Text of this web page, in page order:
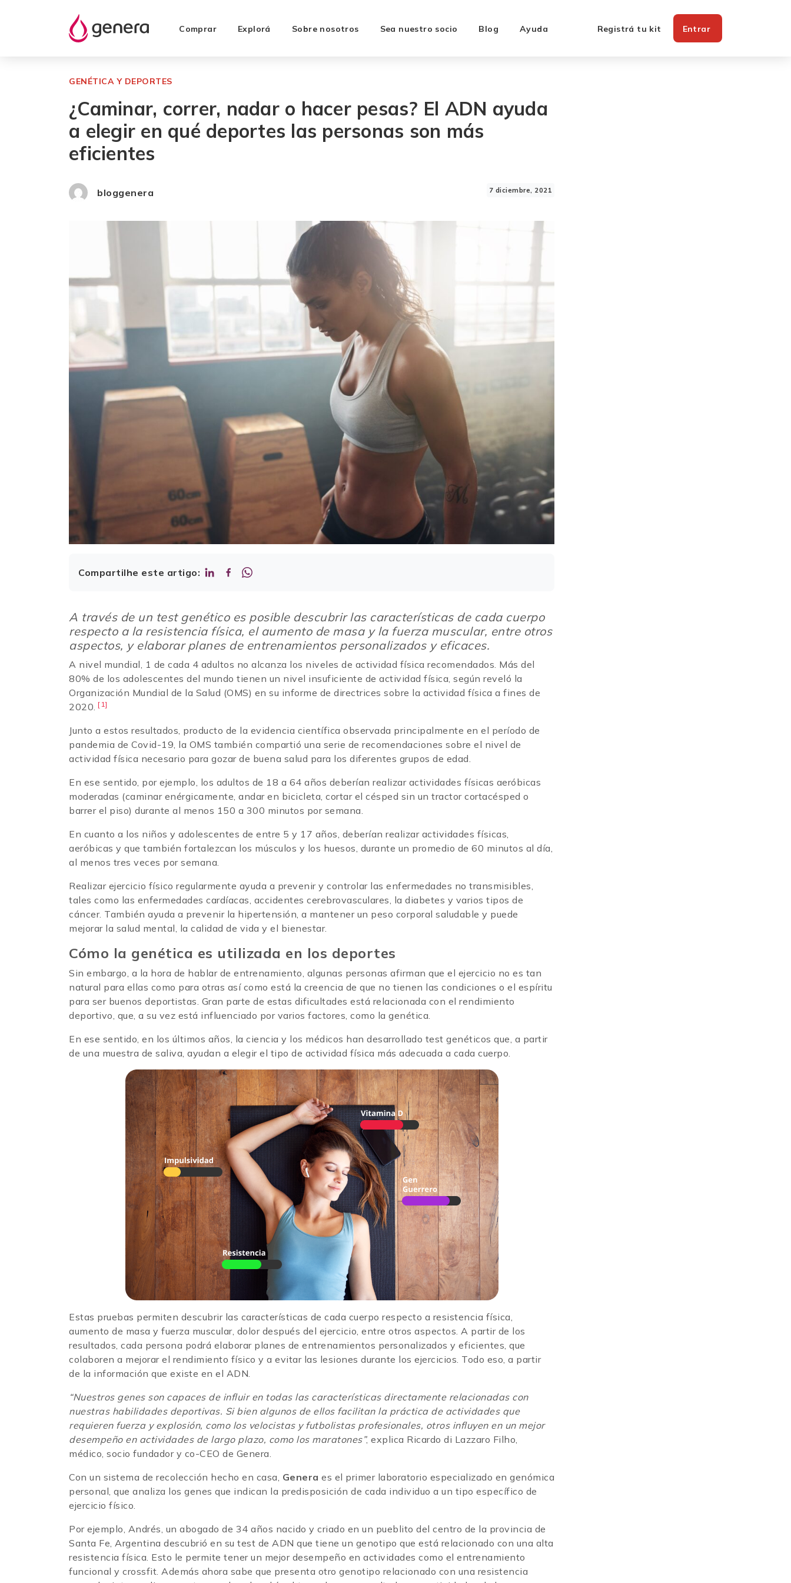
Comprar Explorá Sobre nosotros Sea nuestro socio Blog Ayuda Registrá tu kit Entrar
GENÉTICA Y DEPORTES
¿Caminar, correr, nadar o hacer pesas? El ADN ayuda
a elegir en qué deportes las personas son más
eficientes
bloggenera 7 diciembre, 2021
Compartilhe este artigo:
A través de un test genético es posible descubrir las características de cada cuerpo
respecto a la resistencia física, el aumento de masa y la fuerza muscular, entre otros
aspectos, y elaborar planes de entrenamientos personalizados y eficaces.
A nivel mundial, 1 de cada 4 adultos no alcanza los niveles de actividad física recomendados. Más del
80% de los adolescentes del mundo tienen un nivel insuficiente de actividad física, según reveló la
Organización Mundial de la Salud (OMS) en su informe de directrices sobre la actividad física a fines de
2020. [1]
Junto a estos resultados, producto de la evidencia científica observada principalmente en el período de
pandemia de Covid-19, la OMS también compartió una serie de recomendaciones sobre el nivel de
actividad física necesario para gozar de buena salud para los diferentes grupos de edad.
En ese sentido, por ejemplo, los adultos de 18 a 64 años deberían realizar actividades físicas aeróbicas
moderadas (caminar enérgicamente, andar en bicicleta, cortar el césped sin un tractor cortacésped o
barrer el piso) durante al menos 150 a 300 minutos por semana.
En cuanto a los niños y adolescentes de entre 5 y 17 años, deberían realizar actividades físicas,
aeróbicas y que también fortalezcan los músculos y los huesos, durante un promedio de 60 minutos al día,
al menos tres veces por semana.
Realizar ejercicio físico regularmente ayuda a prevenir y controlar las enfermedades no transmisibles,
tales como las enfermedades cardíacas, accidentes cerebrovasculares, la diabetes y varios tipos de
cáncer. También ayuda a prevenir la hipertensión, a mantener un peso corporal saludable y puede
mejorar la salud mental, la calidad de vida y el bienestar.
Cómo la genética es utilizada en los deportes
Sin embargo, a la hora de hablar de entrenamiento, algunas personas afirman que el ejercicio no es tan
natural para ellas como para otras así como está la creencia de que no tienen las condiciones o el espíritu
para ser buenos deportistas. Gran parte de estas dificultades está relacionada con el rendimiento
deportivo, que, a su vez está influenciado por varios factores, como la genética.
En ese sentido, en los últimos años, la ciencia y los médicos han desarrollado test genéticos que, a partir
de una muestra de saliva, ayudan a elegir el tipo de actividad física más adecuada a cada cuerpo.
Estas pruebas permiten descubrir las características de cada cuerpo respecto a resistencia física,
aumento de masa y fuerza muscular, dolor después del ejercicio, entre otros aspectos. A partir de los
resultados, cada persona podrá elaborar planes de entrenamientos personalizados y eficientes, que
colaboren a mejorar el rendimiento físico y a evitar las lesiones durante los ejercicios. Todo eso, a partir
de la información que existe en el ADN.
“Nuestros genes son capaces de influir en todas las características directamente relacionadas con
nuestras habilidades deportivas. Si bien algunos de ellos facilitan la práctica de actividades que
requieren fuerza y ​​explosión, como los velocistas y futbolistas profesionales, otros influyen en un mejor
desempeño en actividades de largo plazo, como los maratones”, explica Ricardo di Lazzaro Filho,
médico, socio fundador y co-CEO de Genera.
Con un sistema de recolección hecho en casa, Genera es el primer laboratorio especializado en genómica
personal, que analiza los genes que indican la predisposición de cada individuo a un tipo específico de
ejercicio físico.
Por ejemplo, Andrés, un abogado de 34 años nacido y criado en un pueblito del centro de la provincia de
Santa Fe, Argentina descubrió en su test de ADN que tiene un genotipo que está relacionado con una alta
resistencia física. Esto le permite tener un mejor desempeño en actividades como el entrenamiento
funcional y crossfit. Además ahora sabe que presenta otro genotipo relacionado con una resistencia